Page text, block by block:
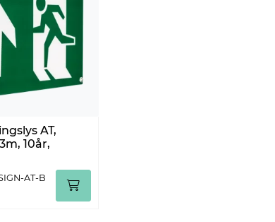
AT,
10år,
AT-B